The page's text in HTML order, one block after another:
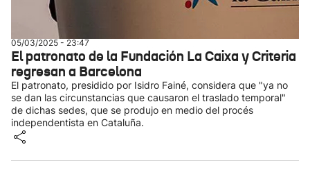
05/03/2025 - 23:47
El patronato de la Fundación La Caixa y Criteria
regresan a Barcelona
El patronato, presidido por Isidro Fainé, considera que "ya no
se dan las circunstancias que causaron el traslado temporal"
de dichas sedes, que se produjo en medio del procés
independentista en Cataluña.